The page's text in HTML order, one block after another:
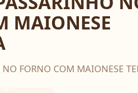
MAIONESE
FORNO COM MAIONESE